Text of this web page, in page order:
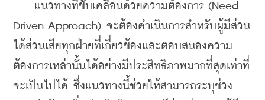
แนวทางที่ขับเคลื่อนด้วยความต้องการ (Need-
Driven Approach) จะต้องดำเนินการสำหรับผู้มีส่วน
ได้ส่วนเสียทุกฝ่ายที่เกี่ยวข้องและตอบสนองความ
ต้องการเหล่านั้นได้อย่างมีประสิทธิภาพมากที่สุดเท่าที่
จะเป็นไปได้ ซึ่งแนวทางนี้ช่วยให้สามารถระบุช่วง